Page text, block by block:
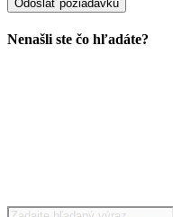
Nenašli ste čo hľadáte?